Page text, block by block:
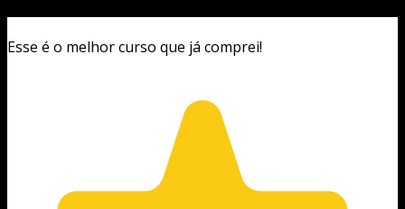
Esse é o melhor curso que já comprei!